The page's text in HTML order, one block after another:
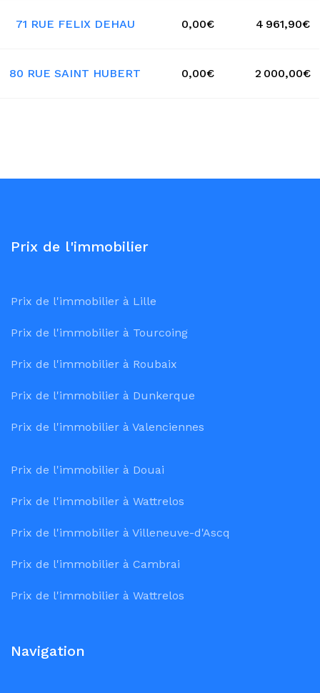
71 RUE FELIX DEHAU 0,00€ 4 961,90€
80 RUE SAINT HUBERT 0,00€ 2 000,00€
Prix de l'immobilier
Prix de l'immobilier à Lille
Prix de l'immobilier à Tourcoing
Prix de l'immobilier à Roubaix
Prix de l'immobilier à Dunkerque
Prix de l'immobilier à Valenciennes
Prix de l'immobilier à Douai
Prix de l'immobilier à Wattrelos
Prix de l'immobilier à Villeneuve-d'Ascq
Prix de l'immobilier à Cambrai
Prix de l'immobilier à Wattrelos
Navigation